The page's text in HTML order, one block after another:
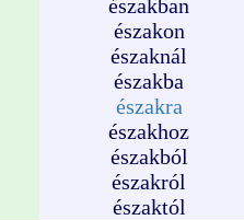
északban
északon
északnál
északba
északra
északhoz
északból
északról
északtól